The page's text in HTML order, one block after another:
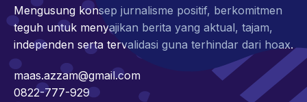
Mengusung konsep jurnalisme positif, berkomitmen
teguh untuk menyajikan berita yang aktual, tajam,
independen serta tervalidasi guna terhindar dari hoax.
maas.azzam@gmail.com
0822-777-929